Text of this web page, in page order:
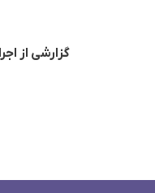
گزارشی از